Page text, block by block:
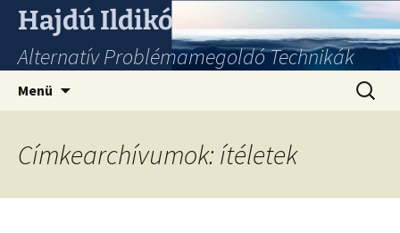
Hajdú Ildikó
Alternatív Problémamegoldó Technikák
Menü
Címkearchívumok: ítéletek